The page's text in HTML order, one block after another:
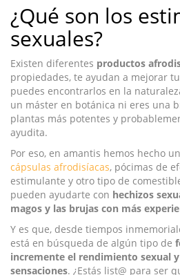
¿Qué son los
sexuales?
Existen diferentes productos
propiedades, te ayudan a mejorar
puedes encontrarlos en la
un máster en botánica ni eres una
plantas más potentes y
ayudita.
Por eso, en amantis hemos hecho
cápsulas afrodisíacas, pócimas de
estimulante y otro tipo de
pueden ayudarte con hechizos
magos y las brujas con más
Y es que, desde tiempos
está en búsqueda de algún tipo de
incremente el rendimiento sexual
sensaciones. ¿Estás list@ para ser